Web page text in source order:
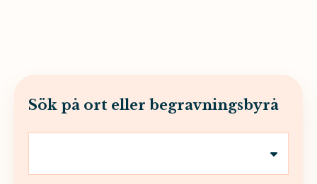
Sök på ort eller begravningsbyrå